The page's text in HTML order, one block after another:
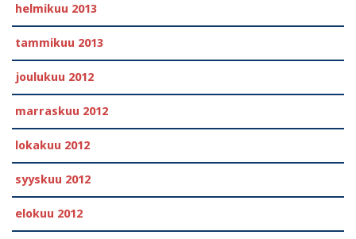
helmikuu 2013
tammikuu 2013
joulukuu 2012
marraskuu 2012
lokakuu 2012
syyskuu 2012
elokuu 2012